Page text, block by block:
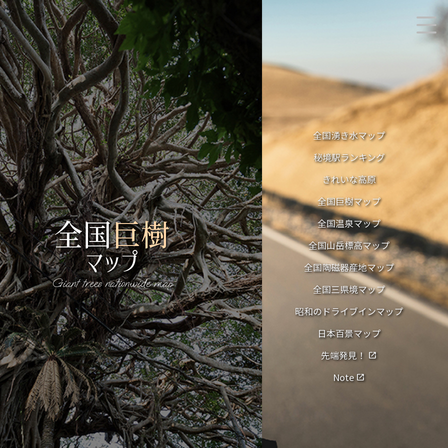
全国巨樹
マップ
Giant trees nationwide map
全国湧き水マップ
秘境駅ランキング
きれいな高原
全国巨樹マップ
全国温泉マップ
全国山岳標高マップ
全国陶磁器産地マップ
全国三県境マップ
昭和のドライブインマップ
日本百景マップ
先端発見！ open_in_new
Note open_in_new